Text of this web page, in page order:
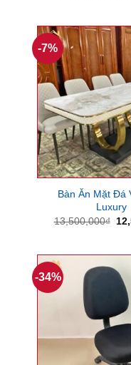
-7%
Bàn Ăn Mặt Đá
Luxury
13,500,000₫ Giá
-34%